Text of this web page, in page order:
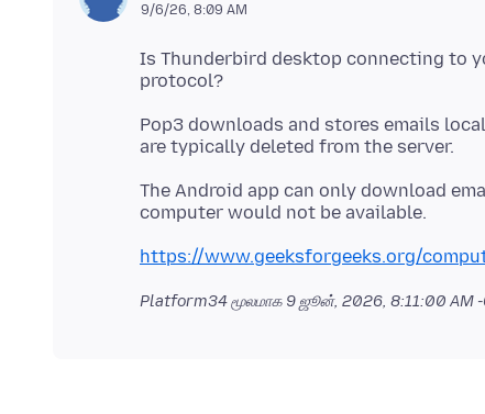
9/6/26, 8:09 AM
Is Thunderbird desktop connecting to
Pop3 downloads and stores emails
The Android app can only download
https://www.geeksforgeeks.org/
Platform34 மூலமாக 9 ஜூன், 2026, 8:11:00 AM